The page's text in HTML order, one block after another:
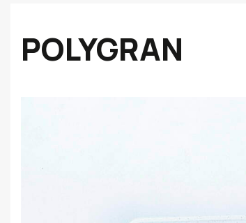
POLYGRAN